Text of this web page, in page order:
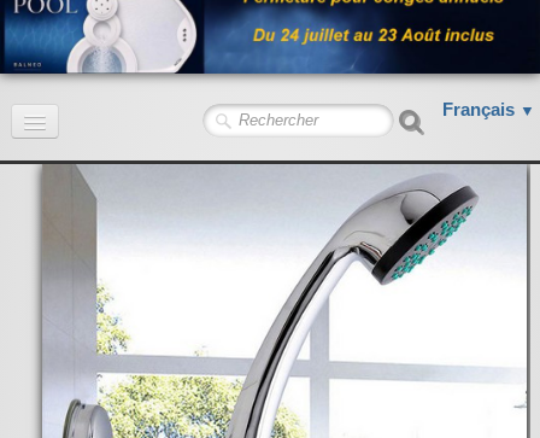
Français ▼
Accueil
Kits baignoires
Pour l'entretien
Pour le bain